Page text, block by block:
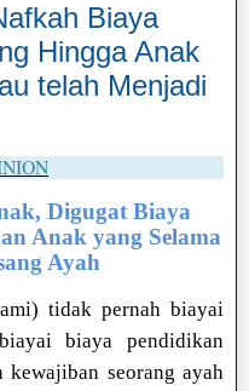
Biaya
Hingga Anak
telah Menjadi
Digugat Biaya
Anak yang Selama
Ayah
tidak pernah biayai
biaya pendidikan
kewajiban seorang ayah